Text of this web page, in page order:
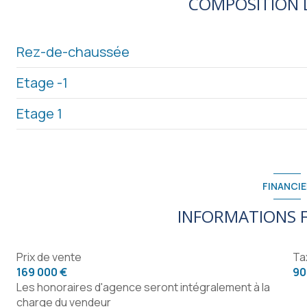
Rez-de-chaussée
cuisine
salon/sejour
Etage -1
cave
Etage 1
INFORMATIONS
Prix de vente
169 000 €
Les honoraires d'agence seront intégralement à la
charge du vendeur